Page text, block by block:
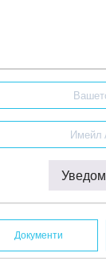
Документи